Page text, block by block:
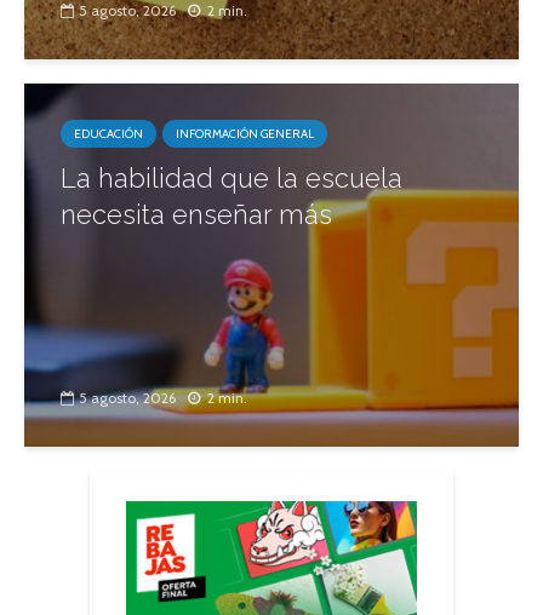
5 agosto, 2026 2 min.
EDUCACIÓN INFORMACIÓN GENERAL
La habilidad que la escuela
necesita enseñar más
5 agosto, 2026 2 min.